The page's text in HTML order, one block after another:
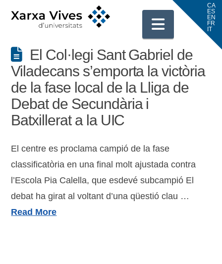
El Col·legi Sant Gabriel de
Viladecans s’emporta la victòria
de la fase local de la Lliga de
Debat de Secundària i
Batxillerat a la UIC
El centre es proclama campió de la fase
classificatòria en una final molt ajustada contra
l’Escola Pia Calella, que esdevé subcampió El
debat ha girat al voltant d’una qüestió clau …
Read More